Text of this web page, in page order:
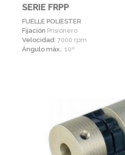
SERIE FRPP
FUELLE POLIESTER
Fijación Prisionero
Velocidad: 7000 rpm
Ángulo máx.: 10º